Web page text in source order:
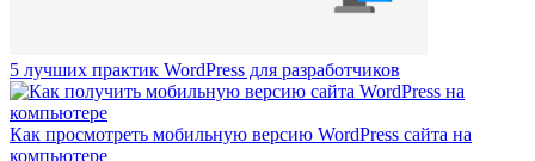
5 лучших практик WordPress для разработчиков
Как просмотреть мобильную версию WordPress сайта на
компьютере